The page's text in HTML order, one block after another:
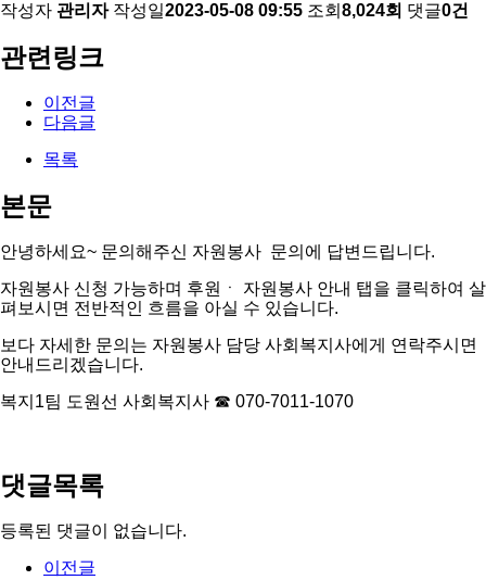
작성자 관리자 작성일2023-05-08 09:55 조회 8,024회 댓글0건
관련링크
이전글
다음글
목록
본문
안녕하세요~ 문의해주신 자원봉사 문의에 답변드립니다.
자원봉사 신청 가능하며 후원ㆍ 자원봉사 안내 탭을 클릭하여 살
펴보시면 전반적인 흐름을 아실 수 있습니다.
보다 자세한 문의는 자원봉사 담당 사회복지사에게 연락주시면
안내드리겠습니다.
복지1팀 도원선 사회복지사 ☎ 070-7011-1070
댓글목록
등록된 댓글이 없습니다.
이전글